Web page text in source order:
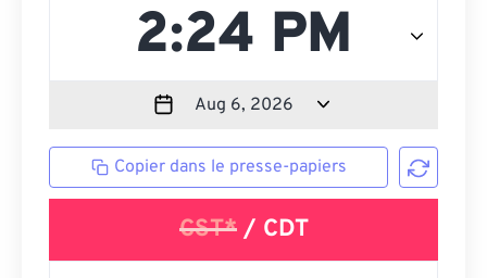
Copier dans le presse-papiers
CST*/ CDT